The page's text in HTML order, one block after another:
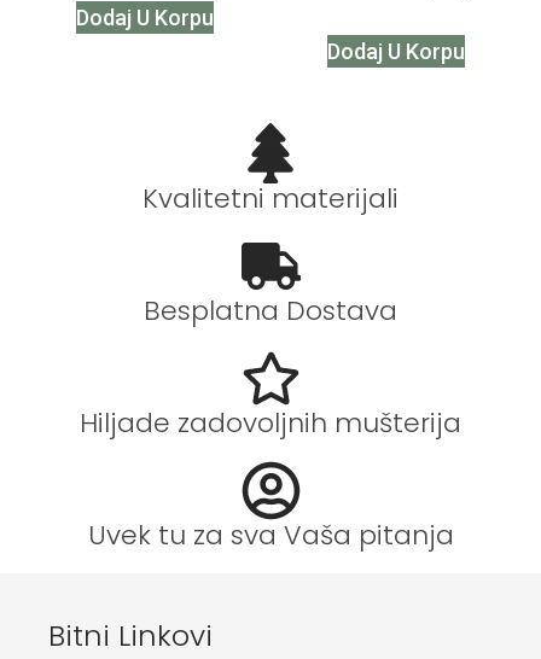
Dodaj U Korpu
Dodaj U Korpu
Kvalitetni materijali
Besplatna Dostava
Hiljade zadovoljnih mušterija
Uvek tu za sva Vaša pitanja
Bitni Linkovi